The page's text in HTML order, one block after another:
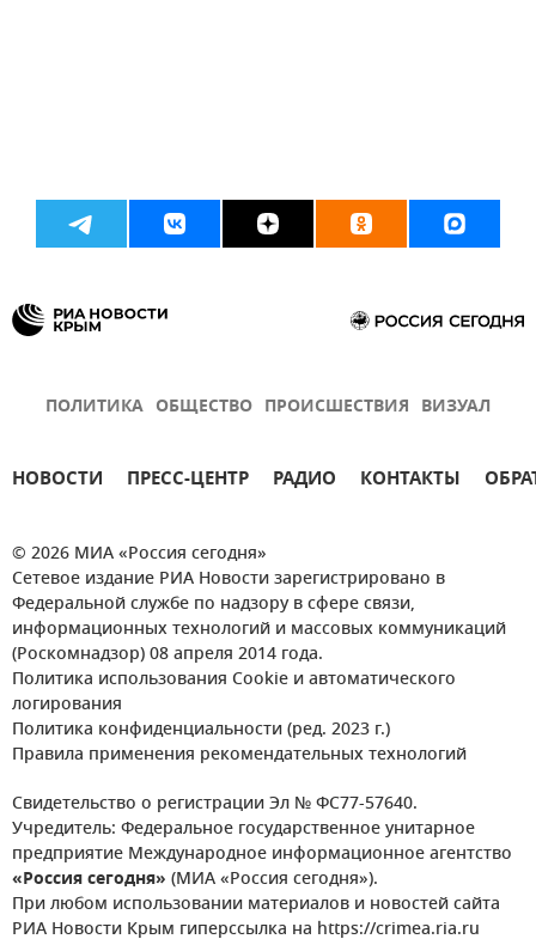
ПОЛИТИКА ОБЩЕСТВО ПРОИСШЕСТВИЯ ВИЗУАЛ
НОВОСТИ ПРЕСС-ЦЕНТР РАДИО КОНТАКТЫ
© 2026 МИА «Россия сегодня»
Сетевое издание РИА Новости зарегистрировано в
Федеральной службе по надзору в сфере связи,
информационных технологий и массовых коммуникаций
(Роскомнадзор) 08 апреля 2014 года.
Политика использования Cookie и автоматического
логирования
Политика конфиденциальности (ред. 2023 г.)
Правила применения рекомендательных технологий
Свидетельство о регистрации Эл № ФС77-57640.
Учредитель: Федеральное государственное унитарное
предприятие Международное информационное агентство
«Россия сегодня» (МИА «Россия сегодня»).
При любом использовании материалов и новостей сайта
РИА Новости Крым гиперссылка на https://crimea.ria.ru